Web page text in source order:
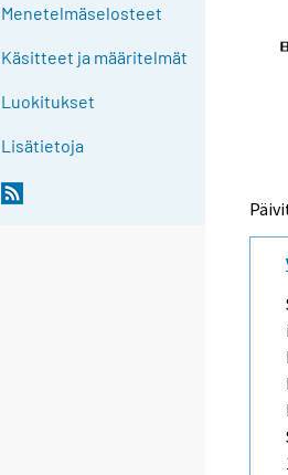
Menetelmäselosteet
Käsitteet ja määritelmät
Luokitukset
Lisätietoja